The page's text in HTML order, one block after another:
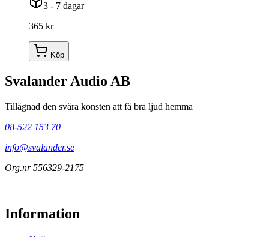
3 - 7 dagar
365 kr
Köp
Svalander Audio AB
Tillägnad den svåra konsten att få bra ljud hemma
08-522 153 70
info@svalander.se
Org.nr 556329-2175